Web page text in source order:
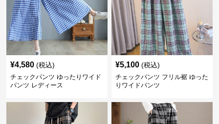
¥4,580 (税込)
チェックパンツ ゆったりワイド
パンツ レディース
¥5,100 (税込)
チェックパンツ フリル裾 ゆった
りワイドパンツ